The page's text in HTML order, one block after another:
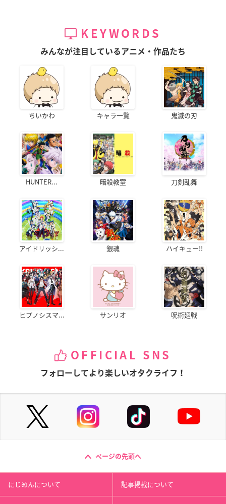
KEYWORDS
みんなが注目しているアニメ・作品たち
ちいかわ キャラ一覧 鬼滅の刃
HUNTER... 暗殺教室 刀剣乱舞
アイドリッシ... 銀魂 ハイキュー!!
ヒプノシスマ... サンリオ 呪術廻戦
OFFICIAL SNS
フォローしてより楽しいオタクライフ！
ページの先頭へ
にじめんについて 記事掲載について